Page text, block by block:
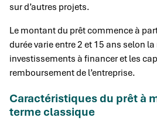
sur d’autres projets.
Le montant du prêt commence à
durée varie entre 2 et 15 ans selon
investissements à financer et les
remboursement de l’entreprise.
Caractéristiques du prêt à
terme classique